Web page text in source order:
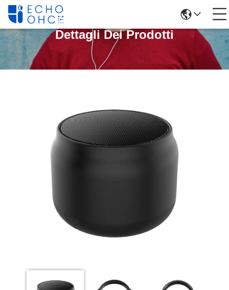
Dettagli Dei Prodotti